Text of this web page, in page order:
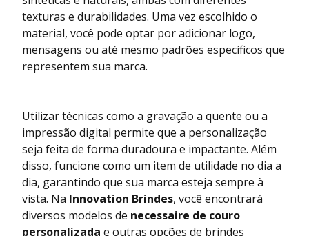
texturas e durabilidades. Uma vez escolhido o
material, você pode optar por adicionar logo,
mensagens ou até mesmo padrões específicos que
representem sua marca.
Utilizar técnicas como a gravação a quente ou a
impressão digital permite que a personalização
seja feita de forma duradoura e impactante. Além
disso, funcione como um item de utilidade no dia a
dia, garantindo que sua marca esteja sempre à
vista. Na Innovation Brindes, você encontrará
diversos modelos de necessaire de couro
personalizada e outras opções de brindes